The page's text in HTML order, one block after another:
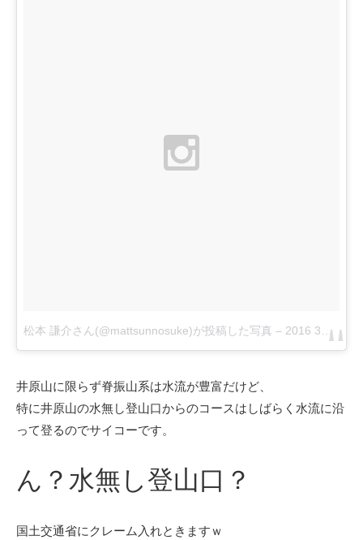
松本 謙介さん(@mattsunnosuke)が投稿した写真 – 2016 3月 28 3:31午前 PDT
井原山に限らず脊振山系は水流が豊富だけど、
特に井原山の水無し登山口からのコースはしばらく水流に沿
って登るのでサイコーです。
ん？水無し登山口？
国土交通省にクレーム入れときますｗ